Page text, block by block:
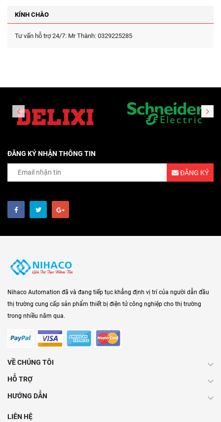
KÍNH CHÀO
Tư vấn hỗ trợ 24/7: Mr Thành: 0329225285
ĐĂNG KÝ NHẬN THÔNG TIN
ĐĂNG KÝ
Nihaco Automation đã và đang tiếp tục khẳng định vị trí của người dẫn đầu
thị trường cung cấp sản phẩm thiết bị điện tử công nghiệp cho thị trường
trong nhiều năm qua.
VỀ CHÚNG TÔI
HỖ TRỢ
HƯỚNG DẪN
LIÊN HỆ